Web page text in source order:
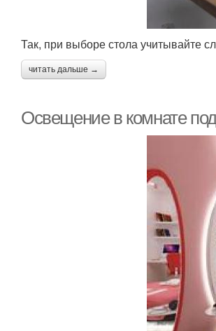
Так, при выборе стола учитывайте
читать дальше →
Освещение в комнате